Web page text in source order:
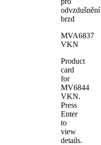
obložení
odvzdušnění
brzd
MVA6837
VKN
Product
card
for
MV6844
VKN.
Press
Enter
to
view
details.